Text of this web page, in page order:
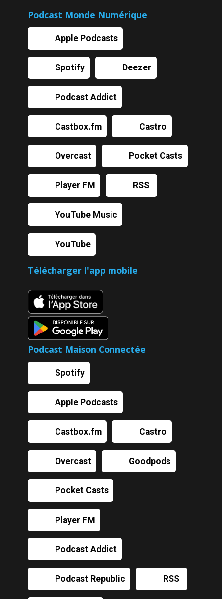
Podcast Monde Numérique
Apple Podcasts
Spotify Deezer
Podcast Addict
Castbox.fm Castro
Overcast Pocket Casts
Player FM RSS
YouTube Music
YouTube
Télécharger l'app mobile
Podcast Maison Connectée
Spotify
Apple Podcasts
Castbox.fm Castro
Overcast Goodpods
Pocket Casts
Player FM
Podcast Addict
Podcast Republic RSS